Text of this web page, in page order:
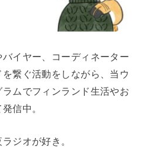
イヤー、コーディネーター
繋ぐ活動をしながら、当ウ
ムでフィンランド生活やお
信中。
ジオが好き。